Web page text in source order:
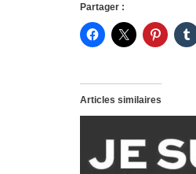
Partager :
Articles similaires